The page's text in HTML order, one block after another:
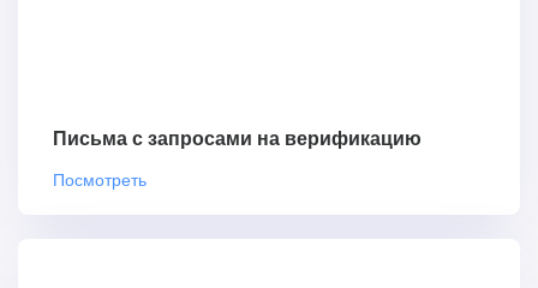
Письма с запросами на верификацию
Посмотреть